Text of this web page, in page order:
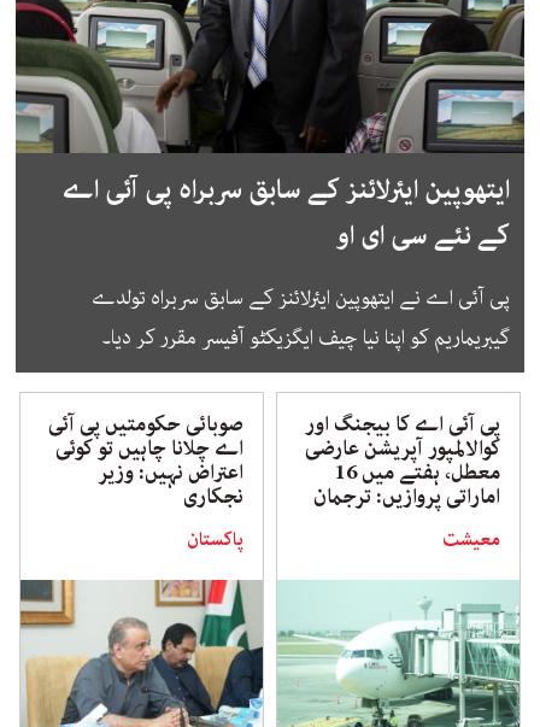
ایتھوپین ایئرلائنز کے سابق سربراہ پی آئی اے
کے نئے سی ای او
پی آئی اے نے ایتھوپین ایئرلائنز کے سابق سربراہ تولدے
گیبریماریم کو اپنا نیا چیف ایگزیکٹو آفیسر مقرر کر دیا۔
پی آئی اے کا بیجنگ اور
کوالالمپور آپریشن عارضی
معطل، ہفتے میں 16
اماراتی پروازیں: ترجمان
معیشت
صوبائی حکومتیں پی آئی
اے چلانا چاہیں تو کوئی
اعتراض نہیں: وزیر
نجکاری
پاکستان